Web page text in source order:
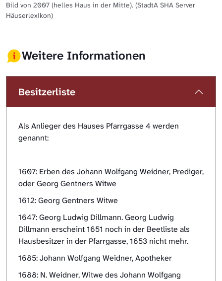
Bild von 2007 (helles Haus in der Mitte). (StadtA SHA Server
Häuserlexikon)
Weitere Informationen
Besitzerliste
Als Anlieger des Hauses Pfarrgasse 4 werden
genannt:
1607: Erben des Johann Wolfgang Weidner, Prediger,
oder Georg Gentners Witwe
1612: Georg Gentners Witwe
1647: Georg Ludwig Dillmann. Georg Ludwig
Dillmann erscheint 1651 noch in der Beetliste als
Hausbesitzer in der Pfarrgasse, 1653 nicht mehr.
1685: Johann Wolfgang Weidner, Apotheker
1688: N. Weidner, Witwe des Johann Wolfgang